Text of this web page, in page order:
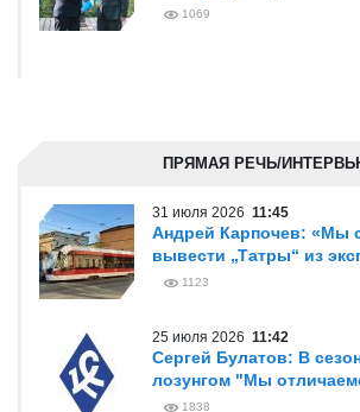
1069
ПРЯМАЯ РЕЧЬ/
31 июля 2026 11:45
Андрей Карпочев: «Мы
вывести „Татры“ из
1123
25 июля 2026 11:42
Сергей Булатов: В
лозунгом "Мы
1838